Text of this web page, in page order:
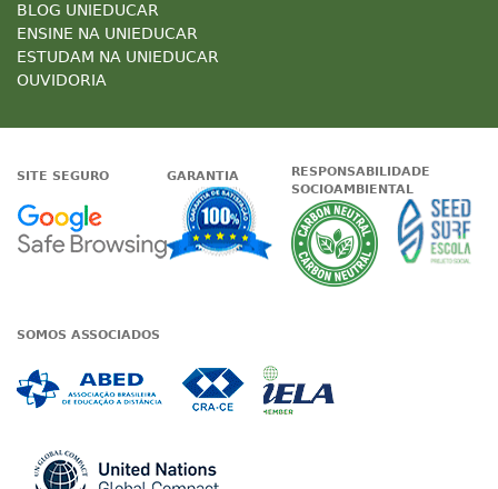
BLOG UNIEDUCAR
ENSINE NA UNIEDUCAR
ESTUDAM NA UNIEDUCAR
OUVIDORIA
SITE SEGURO
Google - Status do site no
GARANTIA
Garantia de
RESPONSABILIDADE
SOCIOAMBIENTAL
A
SOMOS ASSOCIADOS